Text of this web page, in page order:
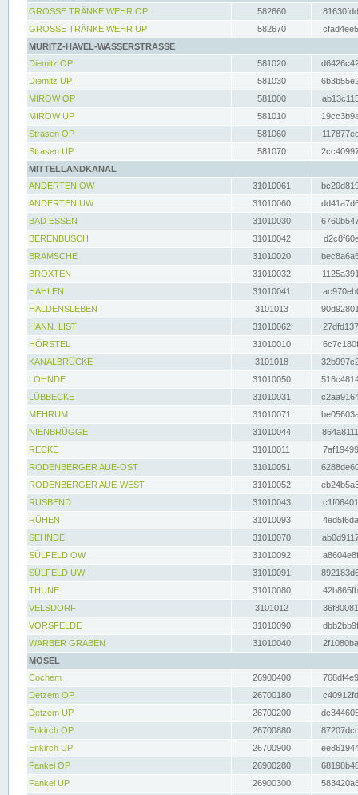
GROSSE TRÄNKE WEHR OP
582660
GROSSE TRÄNKE WEHR UP
582670
MÜRITZ-HAVEL-WASSERSTRASSE
Diemitz OP
581020
Diemitz UP
581030
MIROW OP
581000
MIROW UP
581010
Strasen OP
581060
Strasen UP
581070
MITTELLANDKANAL
ANDERTEN OW
31010061
ANDERTEN UW
31010060
BAD ESSEN
31010030
BERENBUSCH
31010042
BRAMSCHE
31010020
BROXTEN
31010032
HAHLEN
31010041
HALDENSLEBEN
3101013
HANN. LIST
31010062
HÖRSTEL
31010010
KANALBRÜCKE
3101018
LOHNDE
31010050
LÜBBECKE
31010031
MEHRUM
31010071
NIENBRÜGGE
31010044
RECKE
31010011
RODENBERGER AUE-OST
31010051
RODENBERGER AUE-WEST
31010052
RUSBEND
31010043
RÜHEN
31010093
SEHNDE
31010070
SÜLFELD OW
31010092
SÜLFELD UW
31010091
THUNE
31010080
VELSDORF
3101012
VORSFELDE
31010090
WARBER GRABEN
31010040
MOSEL
Cochem
26900400
Detzem OP
26700180
Detzem UP
26700200
Enkirch OP
26700880
Enkirch UP
26700900
Fankel OP
26900280
Fankel UP
26900300